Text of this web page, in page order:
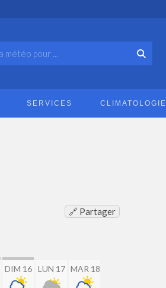
SERVICES CLIMATOLOGIE
🔗 Partager
DIM 16 LUN 17 MAR 18